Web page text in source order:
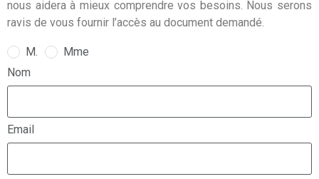
nous aidera à mieux comprendre vos besoins. Nous serons
ravis de vous fournir l’accès au document demandé.
M.
Mme
Nom
Email